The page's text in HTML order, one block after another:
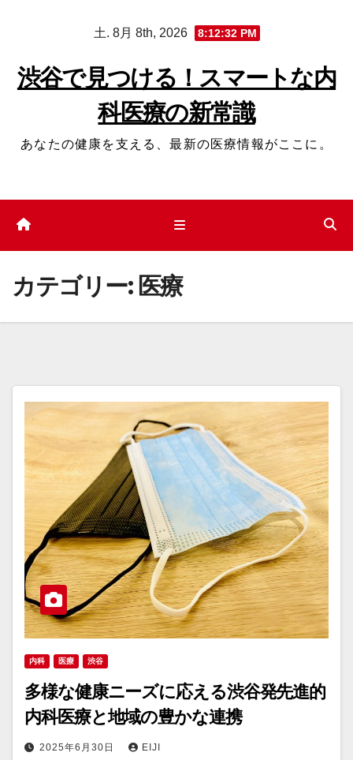
ッ
土. 8月 8th, 2026 8:12:32 PM
渋谷で見つける！スマートな内
科医療の新常識
あなたの健康を支える、最新の医療情報がここに。
カテゴリー: 医療
内科 医療 渋谷
多様な健康ニーズに応える渋谷発先進的
内科医療と地域の豊かな連携
2025年6月30日 EIJI